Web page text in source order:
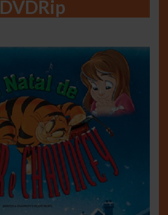
DVDRip